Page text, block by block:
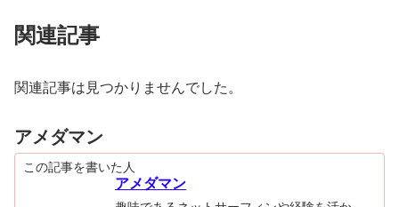
関連記事
関連記事は見つかりませんでした。
アメダマン
この記事を書いた人
アメダマン